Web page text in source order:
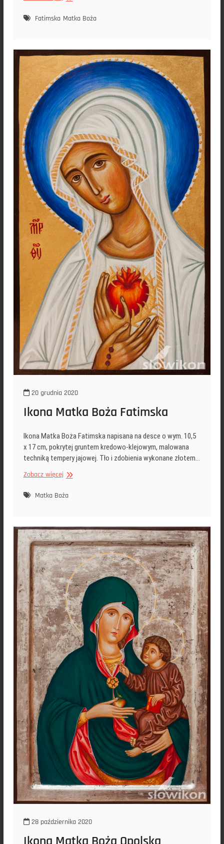
Boża
Fatimska Matka Boża
20 grudnia 2020
Ikona Matka Boża Fatimska
Ikona Matka Boża Fatimska napisana na desce o wym. 10,5
x 17 cm, pokrytej gruntem kredowo-klejowym, malowana
techniką tempery jajowej. Tło i zdobienia wykonane złotem…
Zobacz więcejIkona
Boża
Matka Boża
28 października 2020